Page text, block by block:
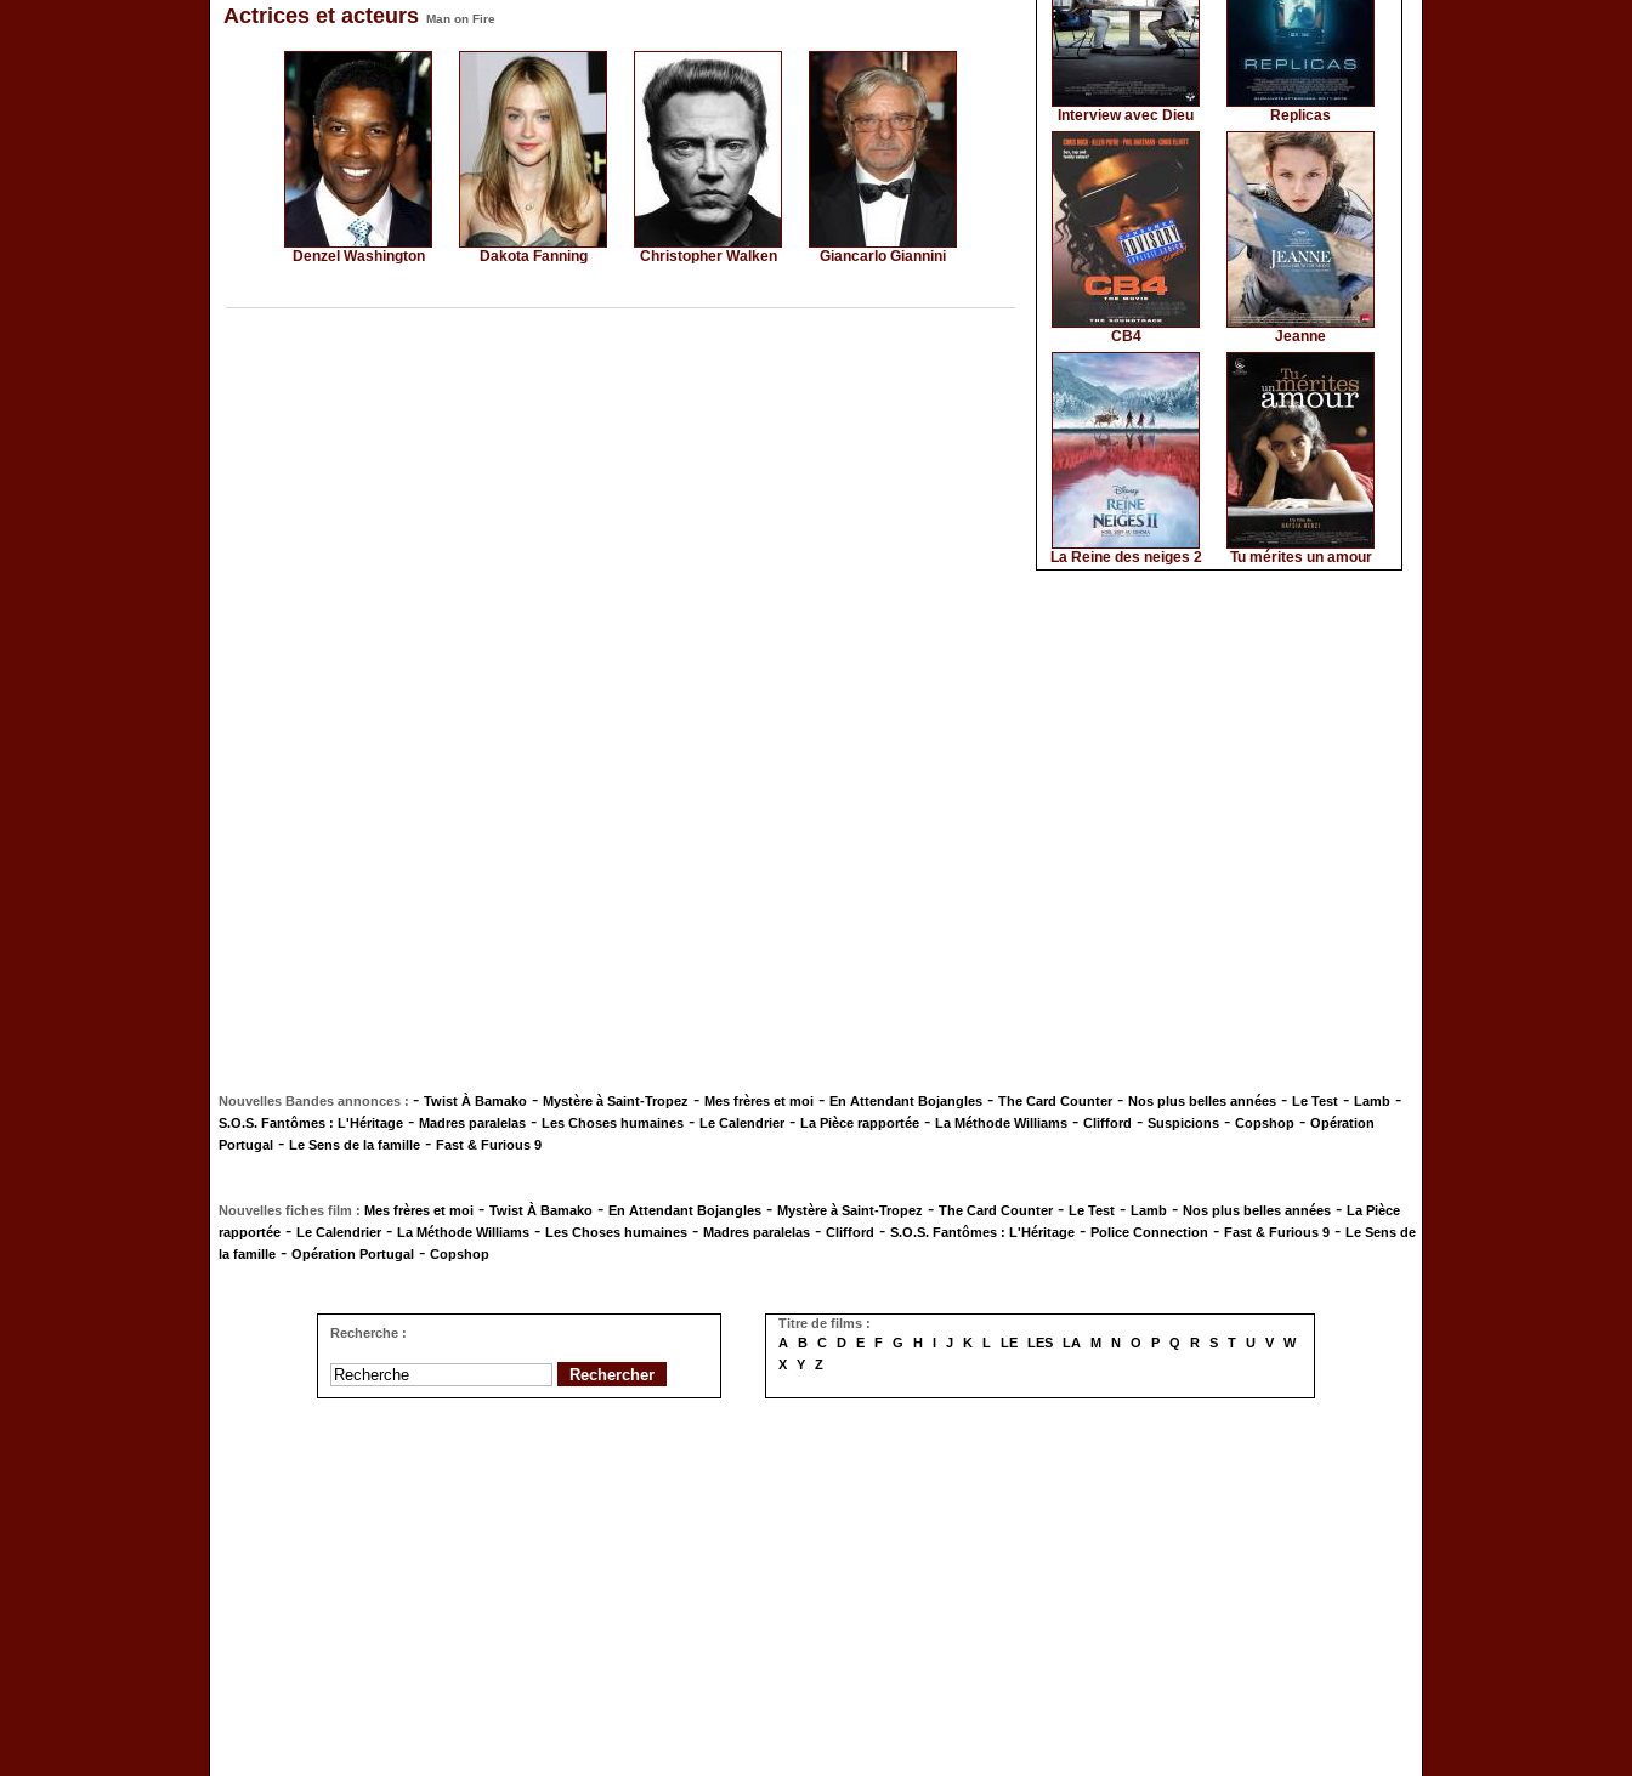
Actrices et acteurs Man on Fire
Denzel Washington Dakota Fanning Christopher Walken Giancarlo Giannini
Interview avec Dieu Replicas
CB4 Jeanne
La Reine des neiges 2 Tu mérites un amour
Nouvelles Bandes annonces : - Twist À Bamako - Mystère à Saint-Tropez - Mes frères et moi - En Attendant Bojangles - The Card Counter- Nos plus belles années - Le Test - Lamb -
S.O.S. Fantômes : L'Héritage - Madres paralelas - Les Choses humaines - Le Calendrier- La Pièce rapportée - La Méthode Williams - Clifford - Suspicions - Copshop - Opération
Portugal - Le Sens de la famille - Fast & Furious 9
Nouvelles fiches film : Mes frères et moi - Twist À Bamako - En Attendant Bojangles - Mystère à Saint-Tropez - The Card Counter- Le Test - Lamb - Nos plus belles années - La Pièce
rapportée - Le Calendrier- La Méthode Williams - Les Choses humaines - Madres paralelas - Clifford - S.O.S. Fantômes : L'Héritage - Police Connection - Fast & Furious 9 - Le Sens de
la famille - Opération Portugal - Copshop
Recherche :
Titre de films :
A
B C D E F G H I J K L LE LES LA M N O P Q R S T U V
W
X
Y Z